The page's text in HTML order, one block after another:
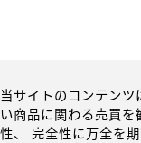
当サイトのコンテン
い商品に関わる売買
性、 完全性に万全を